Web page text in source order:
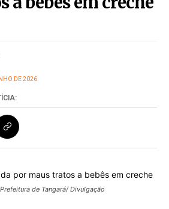
DE 2026
de Tangará/ Divulgação